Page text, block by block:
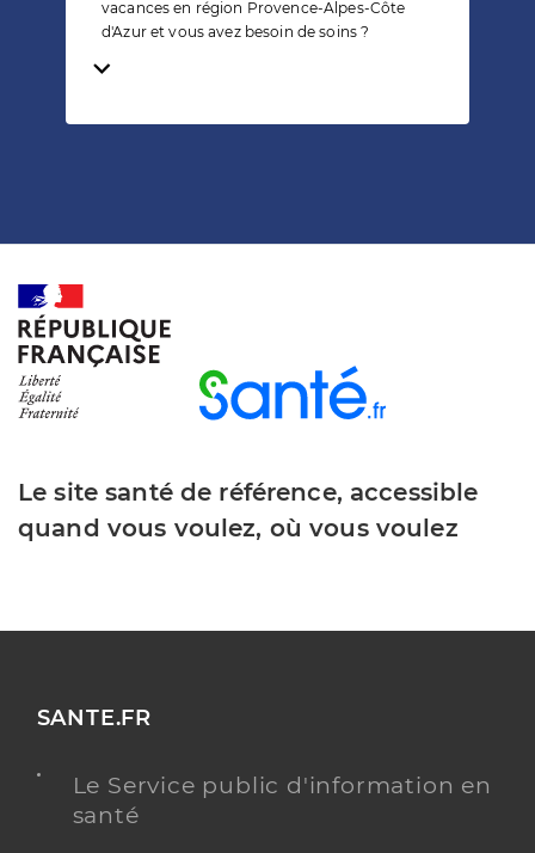
vacances en région Provence-Alpes-Côte
d'Azur et vous avez besoin de soins ?
Temps de lecture
Le site santé de référence, accessible
quand vous voulez, où vous voulez
SANTE.FR
Le Service public d'information en
santé